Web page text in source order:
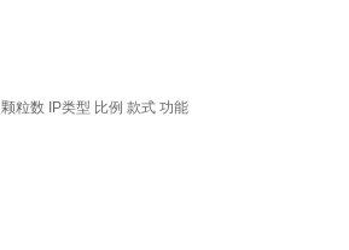
颗粒数 IP类型 比例 款式 功能